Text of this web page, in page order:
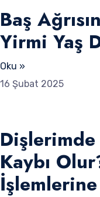
Baş
Yirmi Yaş
Oku »
16 Şubat 2025
Kaybı